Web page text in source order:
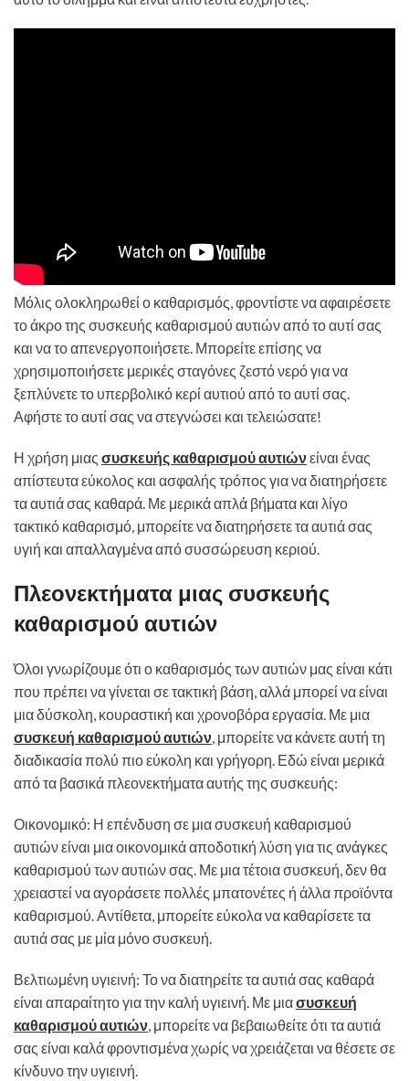
Μόλις ολοκληρωθεί ο καθαρισμός, φροντίστε να αφαιρέσετε
το άκρο της συσκευής καθαρισμού αυτιών από το αυτί σας
και να το απενεργοποιήσετε. Μπορείτε επίσης να
χρησιμοποιήσετε μερικές σταγόνες ζεστό νερό για να
ξεπλύνετε το υπερβολικό κερί αυτιού από το αυτί σας.
Αφήστε το αυτί σας να στεγνώσει και τελειώσατε!
Η χρήση μιας συσκευής καθαρισμού αυτιώνείναι ένας
απίστευτα εύκολος και ασφαλής τρόπος για να διατηρήσετε
τα αυτιά σας καθαρά. Με μερικά απλά βήματα και λίγο
τακτικό καθαρισμό, μπορείτε να διατηρήσετε τα αυτιά σας
υγιή και απαλλαγμένα από συσσώρευση κεριού.
Πλεονεκτήματα μιας συσκευής
καθαρισμού αυτιών
Όλοι γνωρίζουμε ότι ο καθαρισμός των αυτιών μας είναι κάτι
που πρέπει να γίνεται σε τακτική βάση, αλλά μπορεί να είναι
μια δύσκολη, κουραστική και χρονοβόρα εργασία. Με μια
συσκευή καθαρισμού αυτιών, μπορείτε να κάνετε αυτή τη
διαδικασία πολύ πιο εύκολη και γρήγορη. Εδώ είναι μερικά
από τα βασικά πλεονεκτήματα αυτής της συσκευής:
Οικονομικό: Η επένδυση σε μια συσκευή καθαρισμού
αυτιών είναι μια οικονομικά αποδοτική λύση για τις ανάγκες
καθαρισμού των αυτιών σας. Με μια τέτοια συσκευή, δεν θα
χρειαστεί να αγοράσετε πολλές μπατονέτες ή άλλα προϊόντα
καθαρισμού. Αντίθετα, μπορείτε εύκολα να καθαρίσετε τα
αυτιά σας με μία μόνο συσκευή.
Βελτιωμένη υγιεινή: Το να διατηρείτε τα αυτιά σας καθαρά
είναι απαραίτητο για την καλή υγιεινή. Με μιασυσκευή
καθαρισμού αυτιών, μπορείτε να βεβαιωθείτε ότι τα αυτιά
σας είναι καλά φροντισμένα χωρίς να χρειάζεται να θέσετε σε
κίνδυνο την υγιεινή.